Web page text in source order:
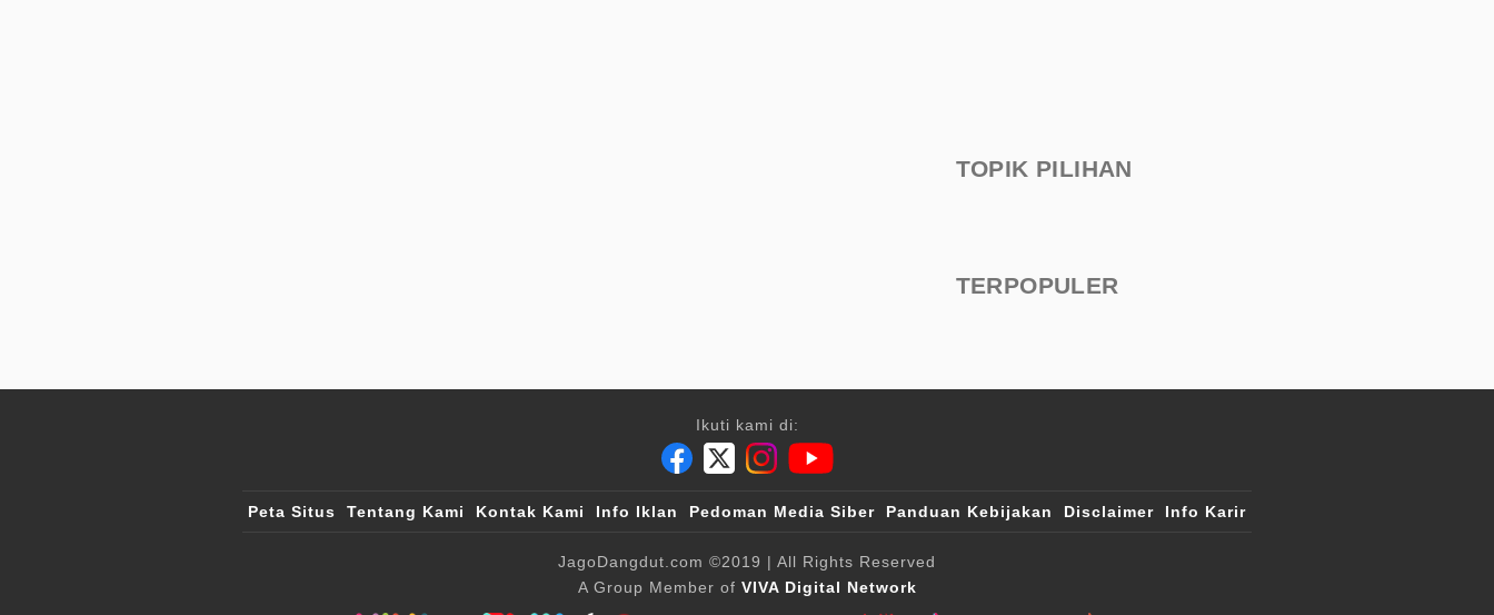
TOPIK PILIHAN
TERPOPULER
Ikuti kami di:
Peta Situs Tentang Kami Kontak Kami Info Iklan Pedoman Media Siber Panduan Kebijakan Disclaimer Info Karir
JagoDangdut.com ©2019 | All Rights Reserved
A Group Member of VIVA Digital Network